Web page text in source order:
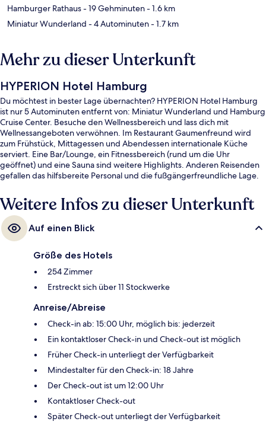
Hamburger Rathaus- 19 Gehminuten- 1.6 km
Miniatur Wunderland - 4 Autominuten- 1.7 km
Mehr zu dieser Unterkunft
HYPERION Hotel Hamburg
Du möchtest in bester Lage übernachten? HYPERION Hotel Hamburg
ist nur 5 Autominuten entfernt von: Miniatur Wunderland und Hamburg
Cruise Center. Besuche den Wellnessbereich und lass dich mit
Wellnessangeboten verwöhnen. Im Restaurant Gaumenfreund wird
zum Frühstück, Mittagessen und Abendessen internationale Küche
serviert. Eine Bar/Lounge, ein Fitnessbereich (rund um die Uhr
geöffnet) und eine Sauna sind weitere Highlights. Anderen Reisenden
gefallen das hilfsbereite Personal und die fußgängerfreundliche Lage.
entfernt: Zur U-Bahnhof Steinstraße sind es 7 Minuten und zur
Haltestelle Steinstraße 9 Minuten.
Weitere Infos zu dieser Unterkunft
Auf einen Blick
Größe des Hotels
254 Zimmer
Erstreckt sich über 11 Stockwerke
Anreise/Abreise
Check-in ab: 15:00 Uhr, möglich bis: jederzeit
Ein kontaktloser Check-in und Check-out ist möglich
Früher Check-in unterliegt der Verfügbarkeit
Mindestalter für den Check-in: 18 Jahre
Der Check-out ist um 12:00 Uhr
Kontaktloser Check-out
Später Check-out unterliegt der Verfügbarkeit